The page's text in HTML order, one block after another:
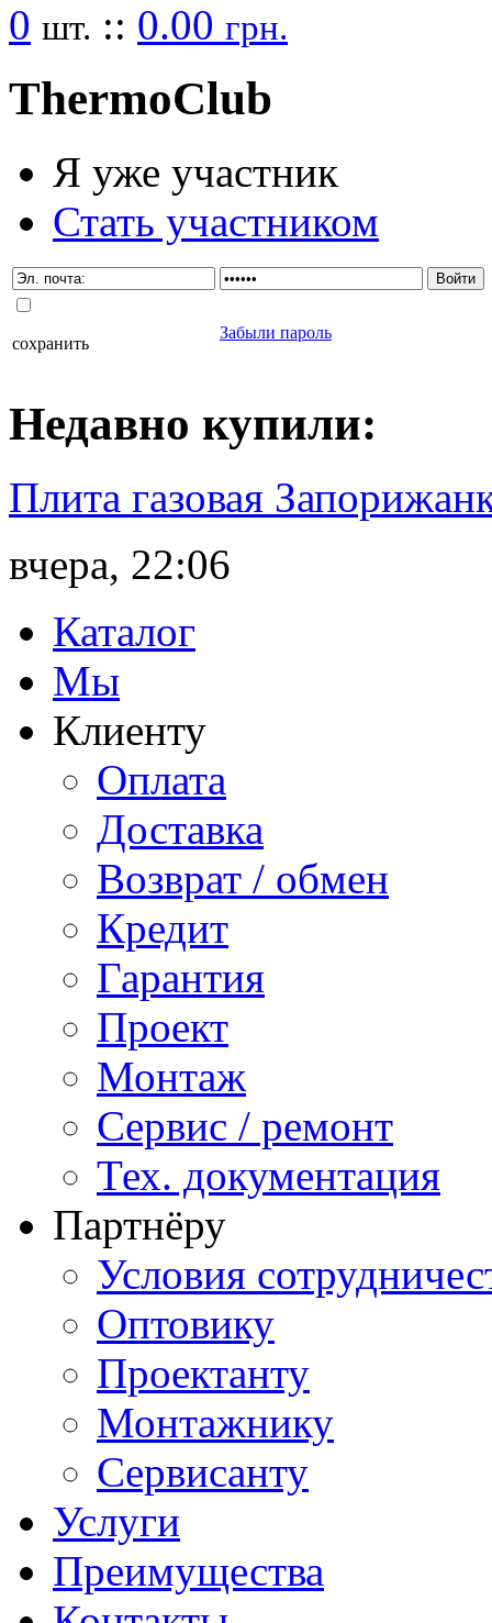
0 шт. :: 0.00 грн.
ThermoClub
Я уже участник
Стать участником
сохранить
Забыли пароль
Недавно купили:
Плита газовая
вчера, 22:06
Каталог
Мы
Клиенту
Оплата
Доставка
Возврат / обмен
Кредит
Гарантия
Проект
Монтаж
Сервис / ремонт
Тех. документация
Партнёру
Условия
Оптовику
Проектанту
Монтажнику
Сервисанту
Услуги
Преимущества